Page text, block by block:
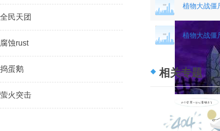
全民天团
腐蚀rust
捣蛋鹅
萤火突击
植物大战僵
植物大战僵
相关专题